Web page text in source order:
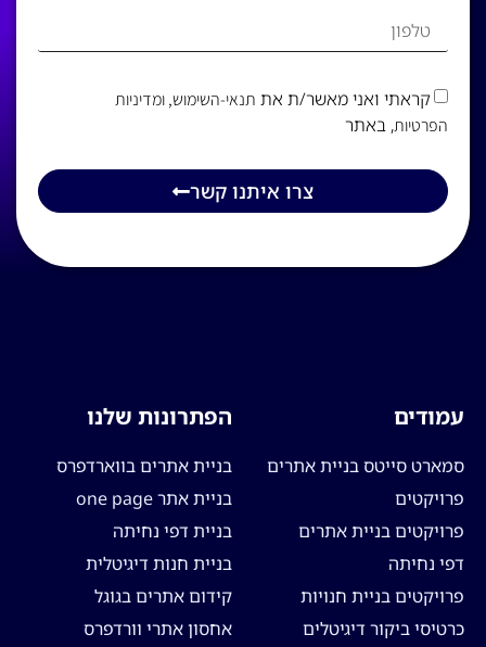
קראתי ואני מאשר/ת את תנאי-השימוש, ומדיניות
הפרטיות, באתר
צרו איתנו קשר
עמודים
סמארט סייטס בניית אתרים
פרויקטים
פרויקטים בניית אתרים
דפי נחיתה
פרויקטים בניית חנויות
כרטיסי ביקור דיגיטלים
הפתרונות שלנו
בניית אתרים בווארדפרס
בניית אתר one page
בניית דפי נחיתה
בניית חנות דיגיטלית
קידום אתרים בגוגל
אחסון אתרי וורדפרס